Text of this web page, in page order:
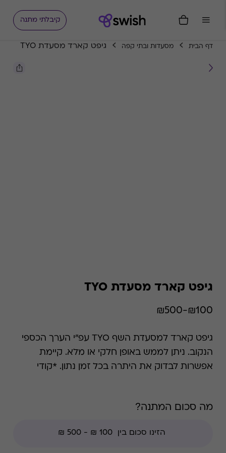
קיבלתי מתנה
דף הבית מסעדות ובתי קפה גיפט קארד מסעדת TYO
גיפט קארד מסעדת TYO
₪100-₪500
גיפט קארד למסעדת השף TYO עפ"י הערך הכספי
הנקוב. ניתן לממש באופן חלקי או מלא. קיימת
אפשרות לבדוק את היתרה בכל זמן נתון. *קודי
מה סכום המתנה?